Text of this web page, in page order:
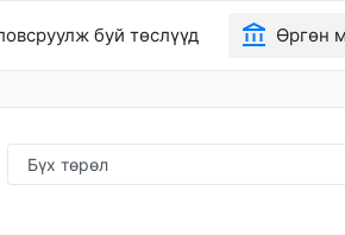
буй төслүүд account_balance Өргөн